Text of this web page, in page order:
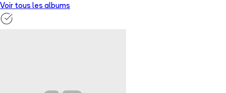
Voir tous les albums